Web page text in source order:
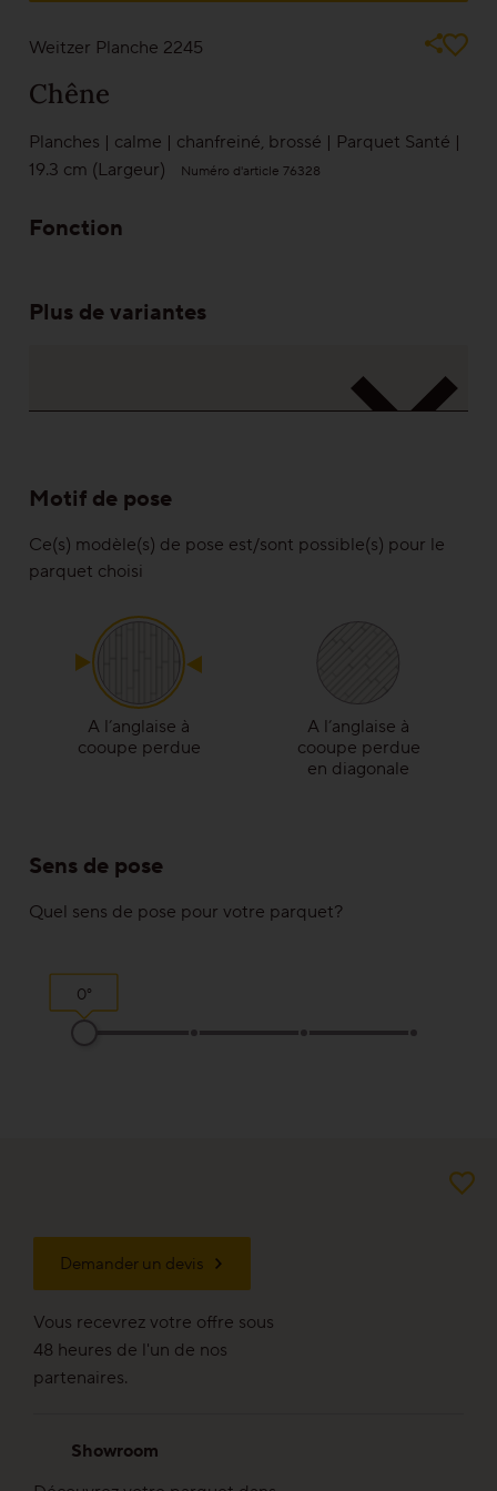
Parquet pour rénovation
Couleurs
Platzhalter Maserungen
Solutions
Escalier/Escalier en bois
Produits de nettoyage et d‘entretien
Techniques de pose & motifs de pose
Traitements
Pour une bonne raison
Fait pour durer
Précieux et abordable
Bon pour l’environnement
Aspekt lames
Weitzer Planche 2245
Chêne
Planches | calme | chanfreiné, brossé | Parquet Santé |
19.3 cm (Largeur)
Numéro d'article 76328
Fonction
Plus de variantes
Motif de pose
Ce(s) modèle(s) de pose est/sont possible(s) pour le
parquet choisi
A l’anglaise à
cooupe perdue
A l’anglaise à
cooupe perdue
en diagonale
Sens de pose
Quel sens de pose pour votre parquet?
0°
Demander un devis
Vous recevrez votre offre sous
48 heures de l'un de nos
partenaires.
Showroom